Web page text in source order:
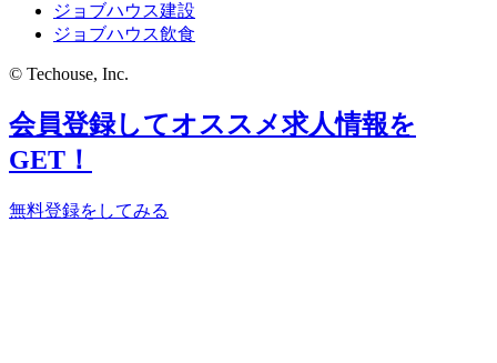
ジョブハウス建設
ジョブハウス飲食
© Techouse, Inc.
会員登録してオススメ求人情報を
GET！
無料登録をしてみる